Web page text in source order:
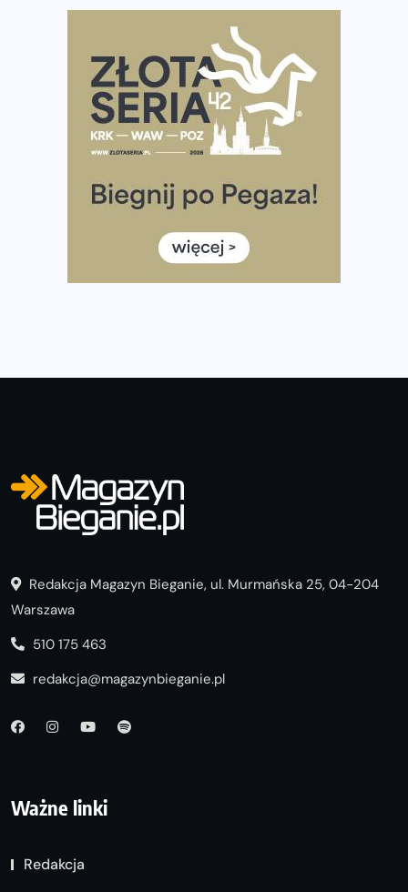
Największy Bieg Powstania Warszawskiego w historii.
Ponad 12 tysięcy uczestników pobiegło dla Bohaterów!
Tętno vs tempo – czym kierować się w bieganiu?
Co ma dużo białka? Produkty, które warto włączyć do
Rozbiegany Olsztyn szykuje się na weekend z
Już w tę sobotę 35. Bieg Powstania Warszawskiego.
Wystartuje rekordowa liczba uczestników
35. Bieg Powstania Warszawskiego – praktyczny
poradnik przed startem
Redakcja Magazyn Bieganie, ul. Murmańska 25, 04-204
Warszawa
510 175 463
redakcja@magazynbieganie.pl
Ważne linki
Redakcja